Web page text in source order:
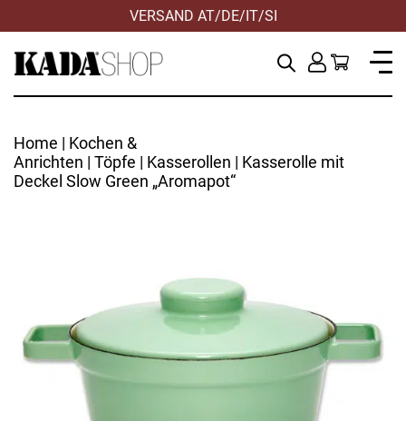
VERSAND AT/DE/IT/SI
Home | Kochen &
Anrichten | Töpfe | Kasserollen | Kasserolle mit
Deckel Slow Green „Aromapot“